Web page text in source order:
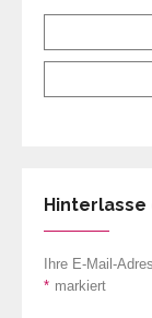
Ihre E-Mail-
markiert
*